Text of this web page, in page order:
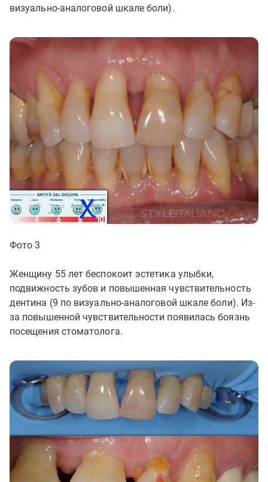
визуально-аналоговой шкале боли).
Фото 3
Женщину 55 лет беспокоит эстетика улыбки,
подвижность зубов и повышенная чувствительность
дентина (9 по визуально-аналоговой шкале боли). Из-
за повышенной чувствительности появилась боязнь
посещения стоматолога.